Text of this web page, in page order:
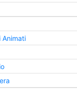
Animati